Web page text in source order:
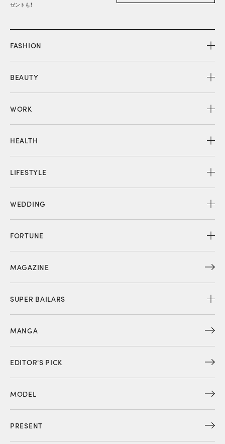
ゼントも！
FASHION
BEAUTY
WORK
HEALTH
LIFESTYLE
WEDDING
FORTUNE
MAGAZINE
SUPER BAILARS
MANGA
EDITOR'S PICK
MODEL
PRESENT